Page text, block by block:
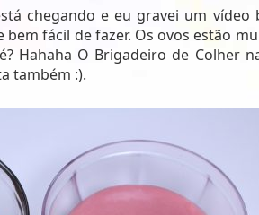
chegando e eu gravei um vídeo
fácil de fazer. Os ovos estão
Hahaha O Brigadeiro de Colher
também :).